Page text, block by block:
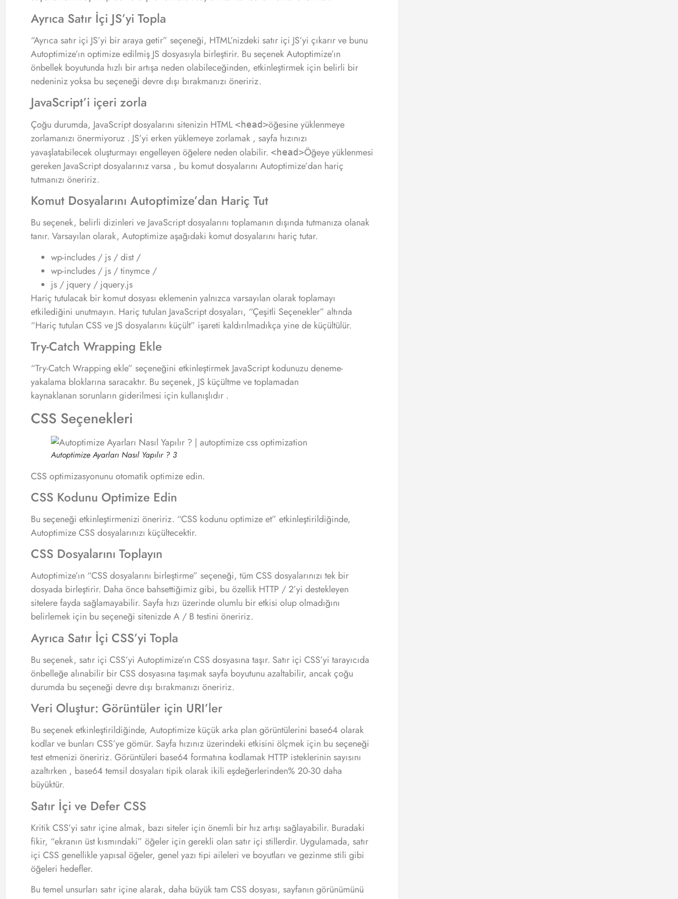
Ayrıca Satır İçi JS’yi Topla
“Ayrıca satır içi JS’yi bir araya getir” seçeneği, HTML’nizdeki satır içi JS’yi çıkarır ve bunu
Autoptimize’ın optimize edilmiş JS dosyasıyla birleştirir. Bu seçenek Autoptimize’ın
önbellek boyutunda hızlı bir artışa neden olabileceğinden, etkinleştirmek için belirli bir
nedeniniz yoksa bu seçeneği devre dışı bırakmanızı öneririz.
JavaScript’i içeri zorla
Çoğu durumda, JavaScript dosyalarını sitenizin HTML <head>öğesine yüklenmeye
zorlamanızı önermiyoruz . JS’yi erken yüklemeye zorlamak , sayfa hızınızı
yavaşlatabilecek oluşturmayı engelleyen öğelere neden olabilir. <head>Öğeye yüklenmesi
gereken JavaScript dosyalarınız varsa , bu komut dosyalarını Autoptimize’dan hariç
tutmanızı öneririz.
Komut Dosyalarını Autoptimize’dan Hariç Tut
Bu seçenek, belirli dizinleri ve JavaScript dosyalarını toplamanın dışında tutmanıza olanak
tanır. Varsayılan olarak, Autoptimize aşağıdaki komut dosyalarını hariç tutar.
wp-includes / js / dist /
wp-includes / js / tinymce /
js / jquery / jquery.js
Hariç tutulacak bir komut dosyası eklemenin yalnızca varsayılan olarak toplamayı
etkilediğini unutmayın. Hariç tutulan JavaScript dosyaları, “Çeşitli Seçenekler” altında
“Hariç tutulan CSS ve JS dosyalarını küçült” işareti kaldırılmadıkça yine de küçültülür.
Try-Catch Wrapping Ekle
“Try-Catch Wrapping ekle” seçeneğini etkinleştirmek JavaScript kodunuzu deneme-
yakalama bloklarına saracaktır. Bu seçenek, JS küçültme ve toplamadan
kaynaklanan sorunların giderilmesi için kullanışlıdır .
CSS Seçenekleri
Autoptimize Ayarları Nasıl Yapılır ? 3
CSS optimizasyonunu otomatik optimize edin.
CSS Kodunu Optimize Edin
Bu seçeneği etkinleştirmenizi öneririz. “CSS kodunu optimize et” etkinleştirildiğinde,
Autoptimize CSS dosyalarınızı küçültecektir.
CSS Dosyalarını Toplayın
Autoptimize’ın “CSS dosyalarını birleştirme” seçeneği, tüm CSS dosyalarınızı tek bir
dosyada birleştirir. Daha önce bahsettiğimiz gibi, bu özellik HTTP / 2’yi destekleyen
sitelere fayda sağlamayabilir. Sayfa hızı üzerinde olumlu bir etkisi olup olmadığını
belirlemek için bu seçeneği sitenizde A / B testini öneririz.
Ayrıca Satır İçi CSS’yi Topla
Bu seçenek, satır içi CSS’yi Autoptimize’ın CSS dosyasına taşır. Satır içi CSS’yi tarayıcıda
önbelleğe alınabilir bir CSS dosyasına taşımak sayfa boyutunu azaltabilir, ancak çoğu
durumda bu seçeneği devre dışı bırakmanızı öneririz.
Veri Oluştur: Görüntüler için URI’ler
Bu seçenek etkinleştirildiğinde, Autoptimize küçük arka plan görüntülerini base64 olarak
kodlar ve bunları CSS’ye gömür. Sayfa hızınız üzerindeki etkisini ölçmek için bu seçeneği
test etmenizi öneririz. Görüntüleri base64 formatına kodlamak HTTP isteklerinin sayısını
azaltırken , base64 temsil dosyaları tipik olarak ikili eşdeğerlerinden% 20-30 daha
büyüktür.
Satır İçi ve Defer CSS
Kritik CSS’yi satır içine almak, bazı siteler için önemli bir hız artışı sağlayabilir. Buradaki
fikir, “ekranın üst kısmındaki” öğeler için gerekli olan satır içi stillerdir. Uygulamada, satır
içi CSS genellikle yapısal öğeler, genel yazı tipi aileleri ve boyutları ve gezinme stili gibi
öğeleri hedefler.
Bu temel unsurları satır içine alarak, daha büyük tam CSS dosyası, sayfanın görünümünü